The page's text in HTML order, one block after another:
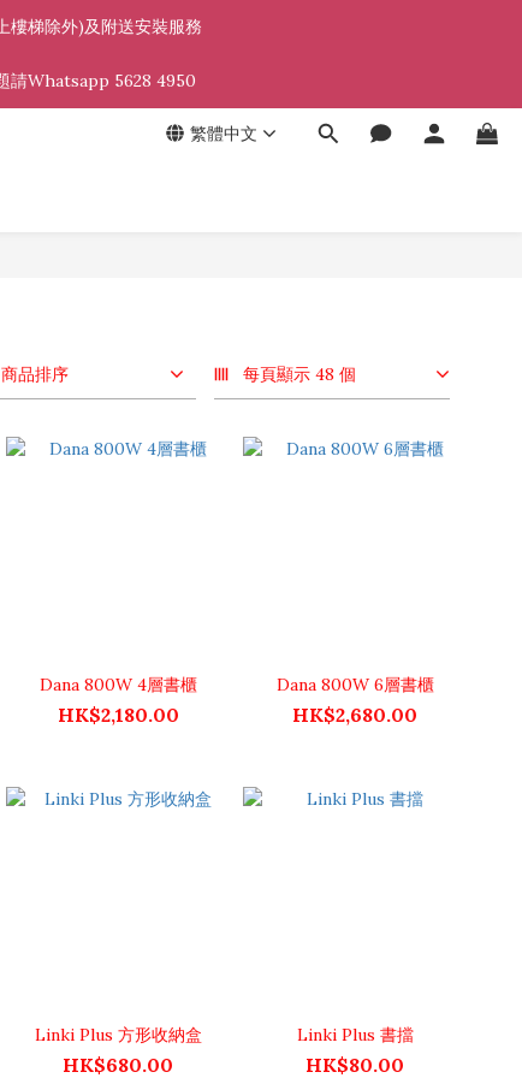
梯除外)及附送安裝服務
請Whatsapp 5628 4950
繁體中文
商品排序 每頁顯示 48 個
Dana 800W 4層書櫃
HK$2,180.00
Dana 800W 6層書櫃
HK$2,680.00
Linki Plus 方形收納盒
HK$680.00
Linki Plus 書擋
HK$80.00